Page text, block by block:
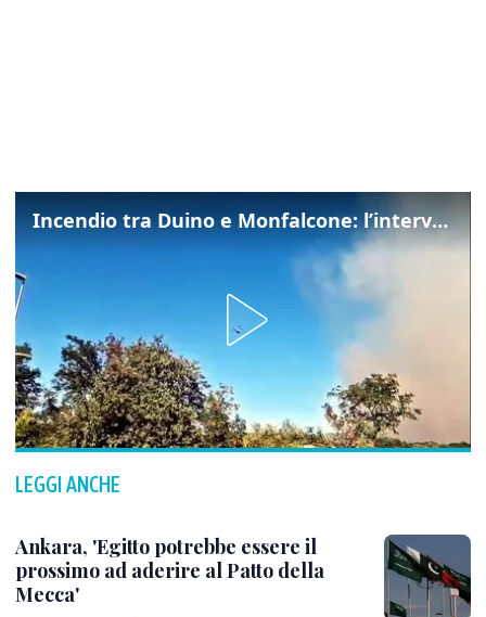
Incendio tra Duino e Monfalcone: l’intervento dei vigili del fuoco
LEGGI ANCHE
Ankara, 'Egitto potrebbe essere il
prossimo ad aderire al Patto della
Mecca'